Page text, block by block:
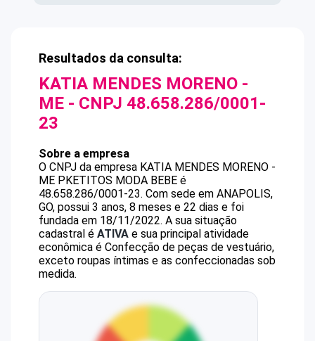
Resultados da consulta:
KATIA MENDES MORENO -
ME - CNPJ 48.658.286/0001-
23
Sobre a empresa
O CNPJ da empresa KATIA MENDES MORENO -
ME PKETITOS MODA BEBE é
48.658.286/0001-23. Com sede em ANAPOLIS,
GO, possui 3 anos, 8 meses e 22 dias e foi
fundada em 18/11/2022. A sua situação
cadastral é ATIVA e sua principal atividade
econômica é Confecção de peças de vestuário,
exceto roupas íntimas e as confeccionadas sob
medida.